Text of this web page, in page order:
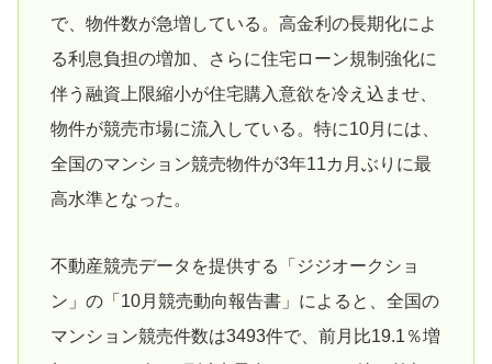
で、物件数が急増している。高金利の長期化によ
る利息負担の増加、さらに住宅ローン規制強化に
伴う融資上限縮小が住宅購入意欲を冷え込ませ、
物件が競売市場に流入している。特に10月には、
全国のマンション競売物件が3年11カ月ぶりに最
高水準となった。
不動産競売データを提供する「ジジオークショ
ン」の「10月競売動向報告書」によると、全国の
マンション競売件数は3493件で、前月比19.1％増